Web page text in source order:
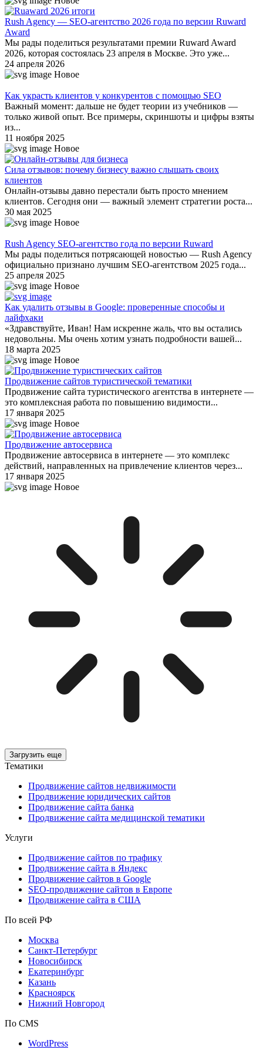
Rush Agency — SEO-агентство 2026 года по версии Ruward
Award
Мы рады поделиться результатами премии Ruward Award
2026, которая состоялась 23 апреля в Москве. Это уже...
24 апреля 2026
Новое
Как украсть клиентов у конкурентов с помощью SEO
Важный момент: дальше не будет теории из учебников —
только живой опыт. Все примеры, скриншоты и цифры взяты
из...
11 ноября 2025
Новое
Сила отзывов: почему бизнесу важно слышать своих
клиентов
Онлайн-отзывы давно перестали быть просто мнением
клиентов. Сегодня они — важный элемент стратегии роста...
30 мая 2025
Новое
Rush Agency SEO-агентство года по версии Ruward
Мы рады поделиться потрясающей новостью — Rush Agency
официально признано лучшим SEO-агентством 2025 года...
25 апреля 2025
Новое
Как удалить отзывы в Google: проверенные способы и
лайфхаки
«Здравствуйте, Иван! Нам искренне жаль, что вы остались
недовольны. Мы очень хотим узнать подробности вашей...
18 марта 2025
Новое
Продвижение сайтов туристической тематики
Продвижение сайта туристического агентства в интернете —
это комплексная работа по повышению видимости...
17 января 2025
Новое
Продвижение автосервиса
Продвижение автосервиса в интернете — это комплекс
действий, направленных на привлечение клиентов через...
17 января 2025
Новое
Загрузить еще
Тематики
Продвижение сайтов недвижимости
Продвижение юридических сайтов
Продвижение сайта банка
Продвижение сайта медицинской тематики
Услуги
Продвижение сайтов по трафику
Продвижение сайта в Яндекс
Продвижение сайтов в Google
SEO-продвижение сайтов в Европе
Продвижение сайта в США
По всей РФ
Москва
Санкт-Петербург
Новосибирск
Екатеринбург
Казань
Красноярск
Нижний Новгород
По CMS
WordPress